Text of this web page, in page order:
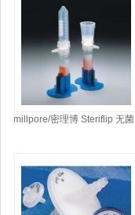
millpore/密理博 Steriflip 无菌